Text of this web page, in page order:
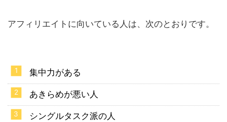
アフィリエイトに向いている人は、次のとおりです。
集中力がある
あきらめが悪い人
シングルタスク派の人